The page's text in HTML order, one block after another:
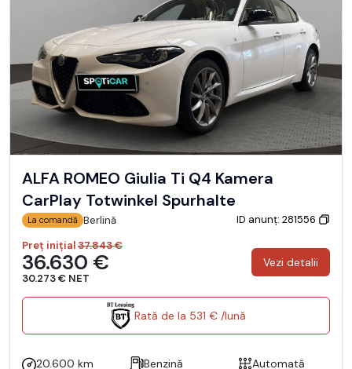
ALFA ROMEO Giulia Ti Q4 Kamera
CarPlay Totwinkel Spurhalte
La comandă Berlină
ID anunț: 281556
Preț inițial37.843 €
36.630 €
30.273 € NET
Vezi detalii
Rată de la 531 € /lună
20.600 km Benzină Automată